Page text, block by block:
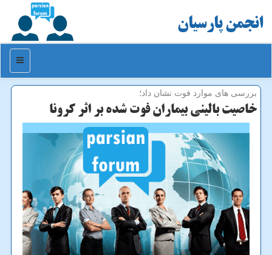
انجمن پارسیان
منو
بررسی های موارد فوت نشان داد؛
خاصیت بالینی بیماران فوت شده بر اثر كرونا